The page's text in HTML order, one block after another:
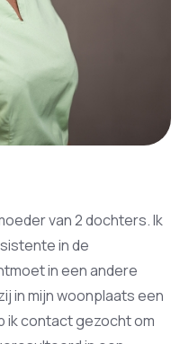
van 2 dochters. Ik
in de
in een andere
in mijn woonplaats een
ik contact gezocht om